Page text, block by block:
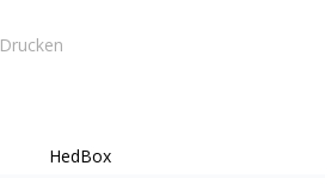
Drucken
HedBox